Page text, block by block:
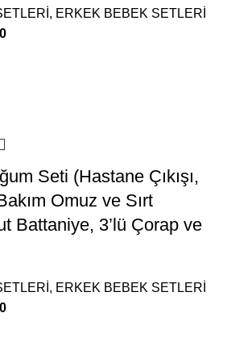
, ERKEK BEBEK SETLERİ
Seti (Hastane Çıkışı,
Omuz ve Sırt
Battaniye, 3’lü Çorap ve
, ERKEK BEBEK SETLERİ